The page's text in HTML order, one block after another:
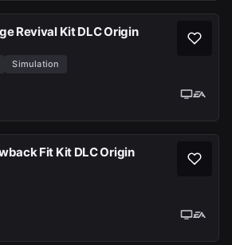
Revival Kit DLC Origin
Simulation
Fit Kit DLC Origin